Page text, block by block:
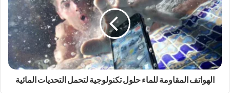
الهواتف المقاومة للماء حلول تكنولوجية لتحمل التحديات المائية